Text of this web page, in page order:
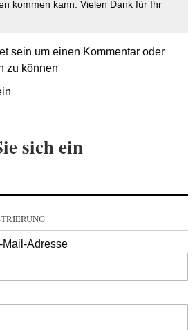
kommen kann. Vielen Dank für Ihr
sein um einen Kommentar oder
zu können
sich ein
Mail-Adresse